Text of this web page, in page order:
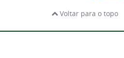
Voltar para o topo